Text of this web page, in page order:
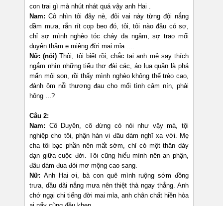
con trai gì mà nhút nhát quá vậy anh Hai .
Nam: Cô nhìn tôi đây nè, đôi vai này từng đội nắng
dầm mưa, rắn rít cọp beo đó, tôi, tôi nào đâu có sợ,
chỉ sợ mình nghèo tóc cháy da ngâm, sợ trao mối
duyên thầm e miệng đời mai mỉa ....
Nữ: (nói) Thôi, tôi biết rồi, chắc tại anh mê say thích
ngắm nhìn những tiểu thơ đài các, áo lụa quần là phá
mấn môi son, rồi thấy mình nghèo không thể trèo cao,
đành ôm nỗi thương đau cho mối tình câm nín, phải
hông ...?
Câu 2:
Nam: Cô Duyên, cô đừng có nói như vậy mà, tội
nghiệp cho tôi, phận hàn vi đâu dám nghĩ xa vời. Mẹ
cha tôi bạc phần nên mất sớm, chỉ có một thân dày
dạn giữa cuộc đời. Tôi cũng hiểu mình nên an phận,
đâu dám đua đòi mơ mộng cao sang.
Nữ: Anh Hai ơi, bà con quê mình ruộng sớm đồng
trưa, dầu dãi nắng mưa nên thiệt thà ngay thẳng. Anh
chớ ngại chi tiếng đời mai mỉa, anh chân chất hiền hòa